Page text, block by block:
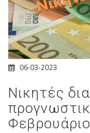
06-03-2023
Νικητές